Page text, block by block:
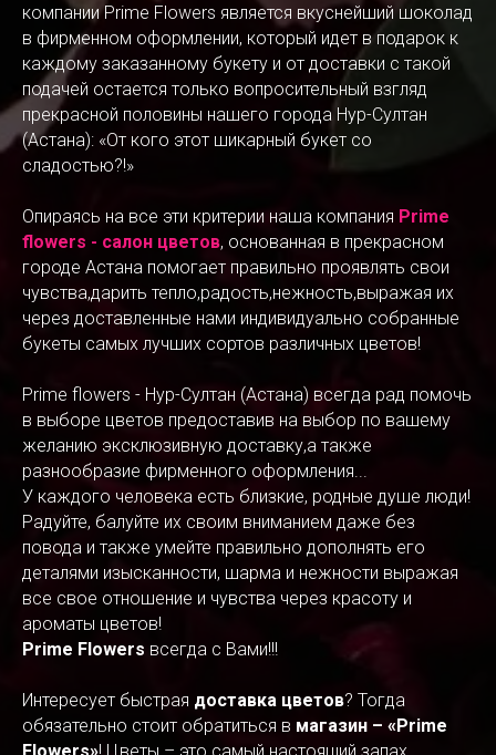
компании Prime Flowers является вкуснейший шоколад
в фирменном оформлении, который идет в подарок к
каждому заказанному букету и от доставки с такой
подачей остается только вопросительный взгляд
прекрасной половины нашего города Нур-Султан
(Астана): «От кого этот шикарный букет со
сладостью?!»
Опираясь на все эти критерии наша компания Prime
flowers - салон цветов, основанная в прекрасном
городе Астана помогает правильно проявлять свои
чувства,дарить тепло,радость,нежность,выражая их
через доставленные нами индивидуально собранные
букеты самых лучших сортов различных цветов!
Prime flowers - Нур-Султан (Астана) всегда рад помочь
в выборе цветов предоставив на выбор по вашему
желанию эксклюзивную доставку,а также
разнообразие фирменного оформления...
У каждого человека есть близкие, родные душе люди!
Радуйте, балуйте их своим вниманием даже без
повода и также умейте правильно дополнять его
деталями изысканности, шарма и нежности выражая
все свое отношение и чувства через красоту и
ароматы цветов!
Prime Flowers всегда с Вами!!!
Интересует быстрая доставка цветов? Тогда
обязательно стоит обратиться в магазин – «Prime